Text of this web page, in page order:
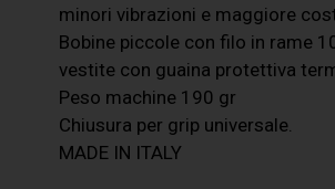
minori vibrazioni e maggiore
Bobine piccole con filo in rame
vestite con guaina protettiva
Peso machine 190 gr
Chiusura per grip universale.
MADE IN ITALY